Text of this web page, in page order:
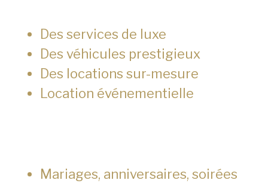
Des services de luxe
Des véhicules prestigieux
Des locations sur-mesure
Location événementielle
Mariages, anniversaires, soirées